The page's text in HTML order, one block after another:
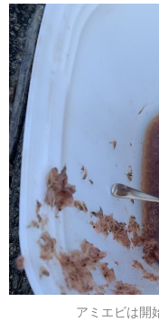
アミエビは開